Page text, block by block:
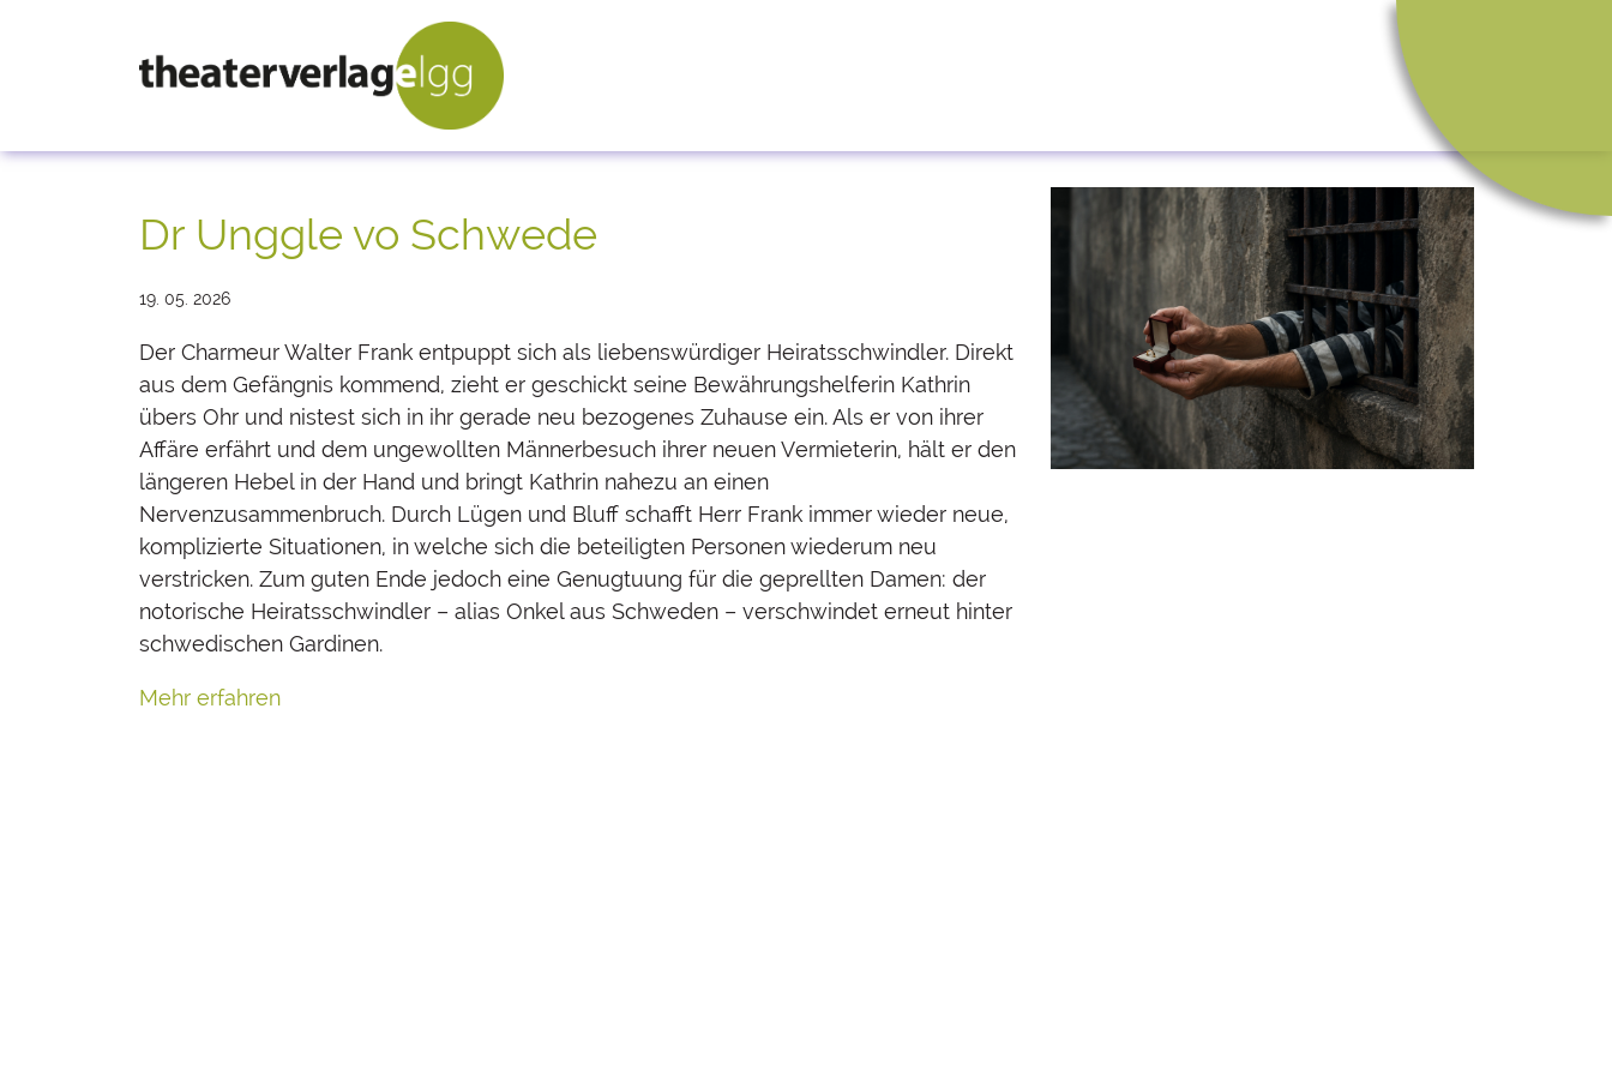
Dr Unggle vo Schwede
19. 05. 2026
Der Charmeur Walter Frank entpuppt sich als liebenswürdiger Heiratsschwindler. Direkt
aus dem Gefängnis kommend, zieht er geschickt seine Bewährungshelferin Kathrin
übers Ohr und nistest sich in ihr gerade neu bezogenes Zuhause ein. Als er von ihrer
Affäre erfährt und dem ungewollten Männerbesuch ihrer neuen Vermieterin, hält er den
längeren Hebel in der Hand und bringt Kathrin nahezu an einen
Nervenzusammenbruch. Durch Lügen und Bluff schafft Herr Frank immer wieder neue,
komplizierte Situationen, in welche sich die beteiligten Personen wiederum neu
verstricken. Zum guten Ende jedoch eine Genugtuung für die geprellten Damen: der
notorische Heiratsschwindler – alias Onkel aus Schweden – verschwindet erneut hinter
schwedischen Gardinen.
Mehr erfahren